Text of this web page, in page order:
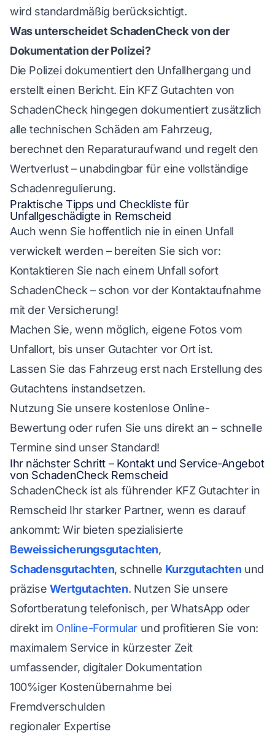
wird standardmäßig berücksichtigt.
Was unterscheidet SchadenCheck von der
Dokumentation der Polizei?
Die Polizei dokumentiert den Unfallhergang und
erstellt einen Bericht. Ein KFZ Gutachten von
SchadenCheck hingegen dokumentiert zusätzlich
alle technischen Schäden am Fahrzeug,
berechnet den Reparaturaufwand und regelt den
Wertverlust – unabdingbar für eine vollständige
Schadenregulierung.
Praktische Tipps und Checkliste für
Unfallgeschädigte in Remscheid
Auch wenn Sie hoffentlich nie in einen Unfall
verwickelt werden – bereiten Sie sich vor:
Kontaktieren Sie nach einem Unfall sofort
SchadenCheck – schon vor der Kontaktaufnahme
mit der Versicherung!
Machen Sie, wenn möglich, eigene Fotos vom
Unfallort, bis unser Gutachter vor Ort ist.
Lassen Sie das Fahrzeug erst nach Erstellung des
Gutachtens instandsetzen.
Nutzung Sie unsere kostenlose Online-
Bewertung oder rufen Sie uns direkt an – schnelle
Termine sind unser Standard!
Ihr nächster Schritt – Kontakt und Service-Angebot
von SchadenCheck Remscheid
SchadenCheck ist als führender KFZ Gutachter in
Remscheid Ihr starker Partner, wenn es darauf
ankommt: Wir bieten spezialisierte
Beweissicherungsgutachten,
Schadensgutachten, schnelle Kurzgutachten und
präzise Wertgutachten. Nutzen Sie unsere
Sofortberatung telefonisch, per WhatsApp oder
direkt im Online-Formular und profitieren Sie von:
maximalem Service in kürzester Zeit
umfassender, digitaler Dokumentation
100%iger Kostenübernahme bei
Fremdverschulden
regionaler Expertise